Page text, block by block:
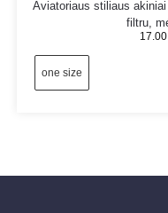
Aviatoriaus stiliaus
filtru,
one size